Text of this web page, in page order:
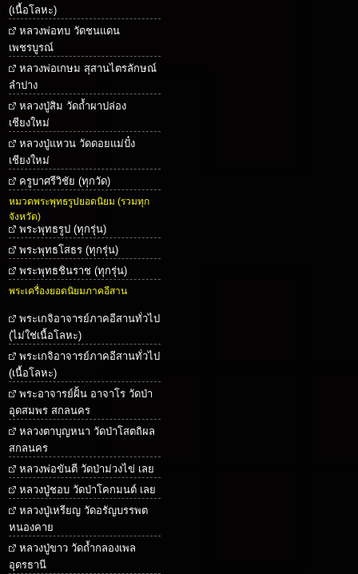
(เนื้อโลหะ)
หลวงพ่อทบ วัดชนแดน
เพชรบูรณ์
หลวงพ่อเกษม สุสานไตรลักษณ์
ลำปาง
หลวงปู่สิม วัดถ้ำผาปล่อง
เชียงใหม่
หลวงปู่แหวน วัดดอยแม่ปั๋ง
เชียงใหม่
ครูบาศรีวิชัย (ทุกวัด)
หมวดพระพุทธรูปยอดนิยม (รวมทุก
จังหวัด)
พระพุทธรูป (ทุกรุ่น)
พระพุทธโสธร (ทุกรุ่น)
พระพุทธชินราช (ทุกรุ่น)
พระเครื่องยอดนิยมภาคอีสาน
พระเกจิอาจารย์ภาคอีสานทั่วไป
(ไม่ใช่เนื้อโลหะ)
พระเกจิอาจารย์ภาคอีสานทั่วไป
(เนื้อโลหะ)
พระอาจารย์ฝั้น อาจาโร วัดป่า
อุดสมพร สกลนคร
หลวงตาบุญหนา วัดป่าโสตถิผล
สกลนคร
หลวงพ่อขันตี วัดป่าม่วงไข่ เลย
หลวงปู่ชอบ วัดป่าโคกมนต์ เลย
หลวงปู่เหรียญ วัดอรัญบรรพต
หนองคาย
หลวงปู่ขาว วัดถ้ำกลองเพล
อุดรธานี